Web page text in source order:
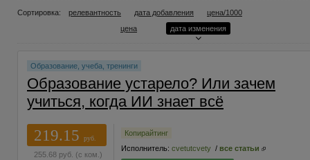
Сортировка: релевантность
дата добавления
цена
цена/1000
дата изменения
Образование, учеба, тренинги
Образование устарело? Или зачем
учиться, когда ИИ знает всё
219.15
руб.
255.68 руб. (с ком.)
Копирайтинг
Исполнитель: cvetutcvety / все статьи